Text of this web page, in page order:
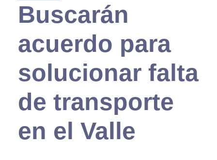
Buscarán
acuerdo para
solucionar falta
de transporte
en el Valle